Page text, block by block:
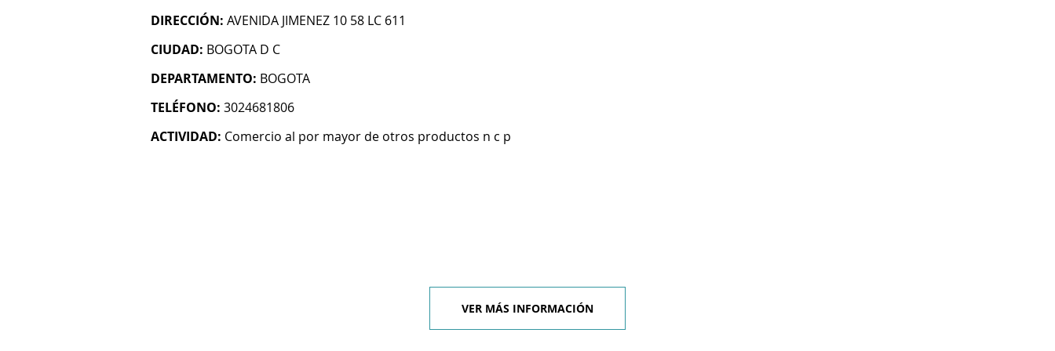
DIRECCIÓN: AVENIDA JIMENEZ 10 58 LC 611
CIUDAD: BOGOTA D C
DEPARTAMENTO: BOGOTA
TELÉFONO: 3024681806
ACTIVIDAD: Comercio al por mayor de otros productos n c p
VER MÁS INFORMACIÓN